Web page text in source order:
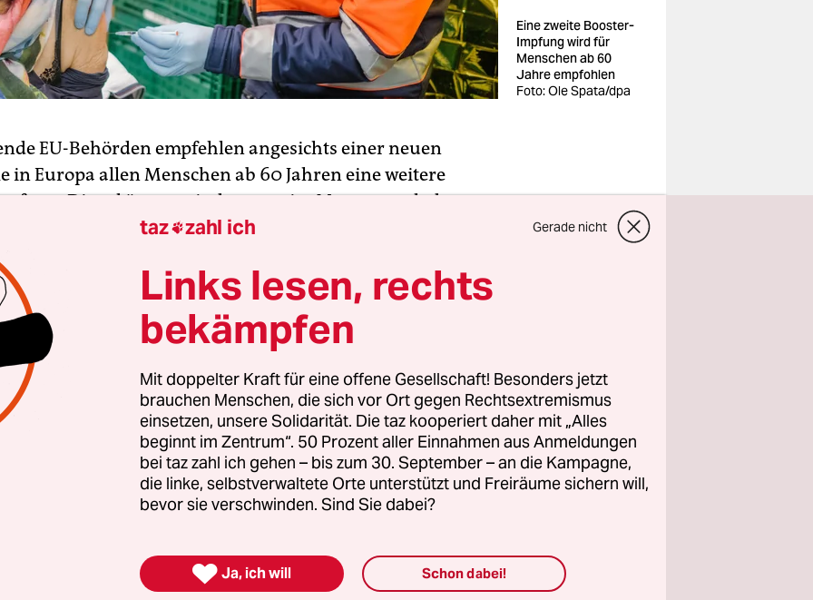
Eine zweite Booster-
Impfung wird für
Menschen ab 60
Jahre empfohlen
Foto: Ole Spata/dpa
EU-Behörden empfehlen angesichts einer neuen
in Europa allen Menschen ab 60 Jahren eine weitere
Diese könnte mindestens vier Monate nach der
Impfung verabreicht werden, teilten die EU-
ECDC und die EU-Arzneimittelbehörde EMA am
Auch Vorerkrankte sollteneinen zweiten Booster
Der Vorsitzende der Ständigen Impfkommission (Stiko),
teilte auf Anfrage mit, man habe sich „auch vor der
Verlautbarung“ schon im Entscheidungsprozess zu einer
der bestehenden Empfehlung für den zweiten
sich „relativ bald“ dazu äußern, erklärte Mertens.
das für Deutschland zuständige Gremium einen
nur Menschen ab 70 Jahren sowie einigen anderen
und Personal medizinischer Einrichtungen.
taz zahl ich Gerade nicht
Links lesen, rechts
bekämpfen
Mit doppelter Kraft für eine offene Gesellschaft! Besonders jetzt
brauchen Menschen, die sich vor Ort gegen Rechtsextremismus
einsetzen, unsere Solidarität. Die taz kooperiert daher mit „Alles
beginnt im Zentrum“. 50 Prozent aller Einnahmen aus Anmeldungen
bei taz zahl ich gehen – bis zum 30. September – an die Kampagne,
die linke, selbstverwaltete Orte unterstützt und Freiräume sichern will,
bevor sie verschwinden. Sind Sie dabei?
 Ja, ich will Schon dabei!